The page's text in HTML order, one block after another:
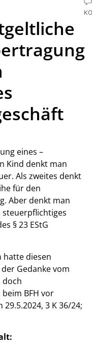
eines –
Kind denkt man
Als zweites denkt
für den
Aber denkt man
steuerpflichtiges
§ 23 EStG
hatte diesen
Gedanke vom
doch
BFH vor
3 K 36/24;